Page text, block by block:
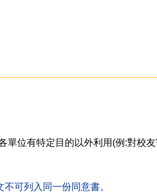
位有特定目的以外利用(例:對校
可列入同一份同意書。